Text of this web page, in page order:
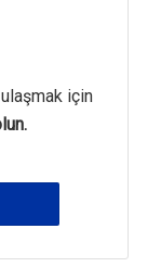
için